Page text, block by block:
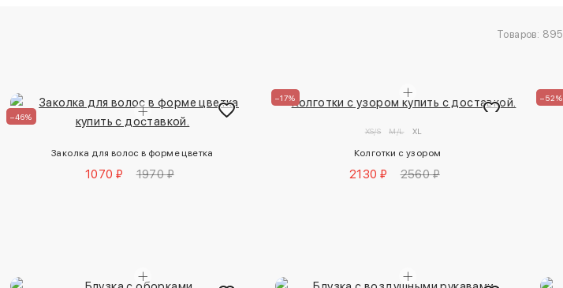
Товаров: 895
–46%
Заколка для волос в форме цветка
1070 ₽ 1970 ₽
–17%
XS/S M/L XL
Колготки с узором
2130 ₽ 2560 ₽
–52%